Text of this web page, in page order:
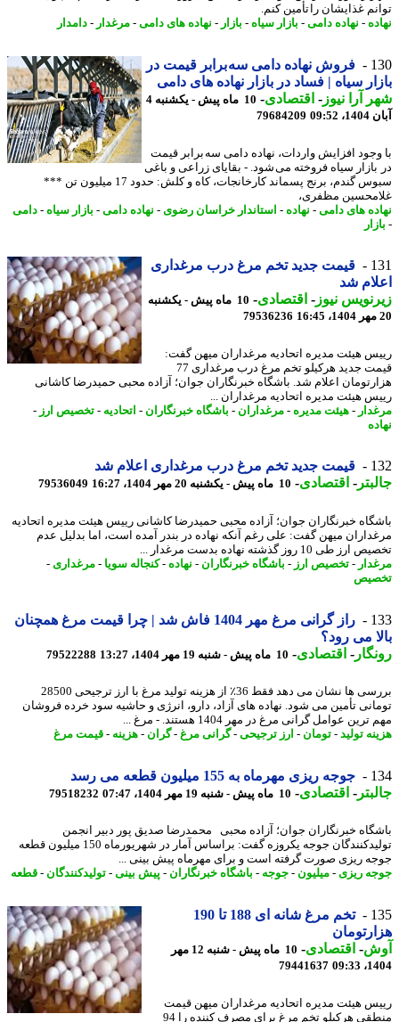
غذایشان را تأمین کنم.
-نهاده دامی-بازار سیاه-بازار - نهاده های دامی-مرغدار -دامدار
فروش نهاده دامی سه برابر قیمت در
سیاه | فساد در بازار نهاده های دامی
آرا نیوز-اقتصادی-
10 ماه پیش - یکشنبه 4
79684209
افزایش واردات، نهاده دامی سه برابر قیمت
سیاه فروخته می شود. - بقایای زراعی و باغی
سبوس گندم، برنج پسماند کارخانجات، کاه و کلش: حدود 17 میلیون تن ***
مظفری،
های دامی-نهاده-استاندار خراسان رضوی-نهاده دامی-بازار سیاه-دامی
قیمت جدید تخم مرغ درب مرغداری
شد
نیوز-اقتصادی-
10 ماه پیش - یکشنبه
79536236
هیئت مدیره اتحادیه مرغداران میهن گفت:
قیمت جدید هرکیلو تخم مرغ درب مرغداری 77
اعلام شد. باشگاه خبرنگاران جوان؛ آزاده محبی حمیدرضا کاشانی
هیئت مدیره اتحادیه مرغداران ...
-هیئت مدیره-مرغداران - باشگاه خبرنگاران- اتحادیه-تخصیص ارز-
قیمت جدید تخم مرغ درب مرغداری اعلام شد
-اقتصادی-10 ماه پیش - یکشنبه 20 مهر 1404، 16:27 79536049
خبرنگاران جوان؛ آزاده محبی حمیدرضا کاشانی رییس هیئت مدیره اتحادیه
میهن گفت: علی رغم آنکه نهاده در بندر آمده است، اما بدلیل عدم
10 روز گذشته نهاده بدست مرغدار ...
-تخصیص ارز- باشگاه خبرنگاران- نهاده-کنجاله سویا-مرغداری-
راز گرانی مرغ مهر 1404 فاش شد | چرا قیمت مرغ همچنان
می رود؟
-اقتصادی-10 ماه پیش - شنبه 19 مهر 1404، 13:27 79522288
بررسی ها نشان می دهد فقط 36٪ از هزینه تولید مرغ با ارز ترجیحی 28500
تأمین می شود. نهاده های آزاد، دارو، انرژی و حاشیه سود خرده فروشان
عوامل گرانی مرغ در مهر 1404 هستند. - مرغ ...
تولید-تومان-ارز ترجیحی-گرانی مرغ -گران- هزینه- قیمت مرغ
جوجه ریزی مهرماه به 155 میلیون قطعه می رسد
-اقتصادی-10 ماه پیش - شنبه 19 مهر 1404، 07:47 79518232
خبرنگاران جوان؛ آزاده محبی محمدرضا صدیق پور دبیر انجمن
تولیدکنندگان جوجه یکروزه گفت: براساس آمار در شهریورماه 150 میلیون قطعه
ریزی صورت گرفته است و برای مهرماه پیش بینی ...
ریزی - میلیون-جوجه-باشگاه خبرنگاران- پیش بینی -تولیدکنندگان-قطعه
تخم مرغ شانه ای 188 تا 190
-اقتصادی-
10 ماه پیش - شنبه 12 مهر
79441637
هیئت مدیره اتحادیه مرغداران میهن قیمت
منطقی هرکیلو تخم مرغ برای مصرف کننده را 94